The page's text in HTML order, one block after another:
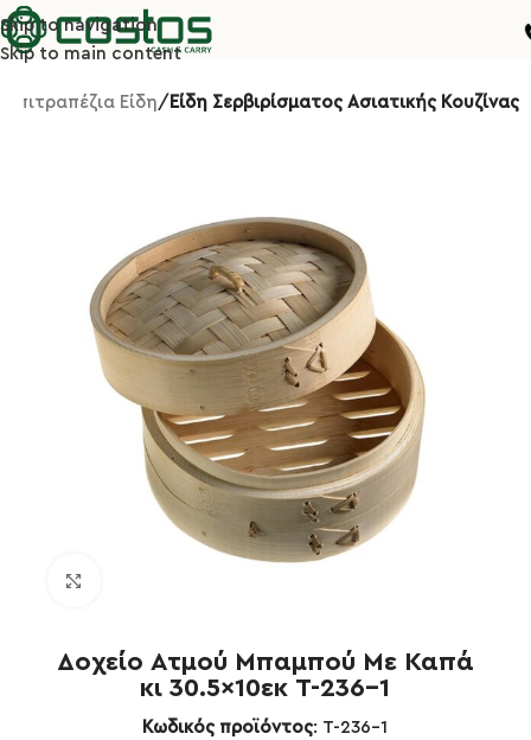
Skip to navigation
Skip to main content
Επιτραπέζια Είδη Είδη Σερβιρίσματος Ασιατικής Κουζίνας
Δοχείο Ατμού Μπαμπού Με Καπά
κι 30.5×10εκ T-236-1
Κωδικός προϊόντος: T-236-1